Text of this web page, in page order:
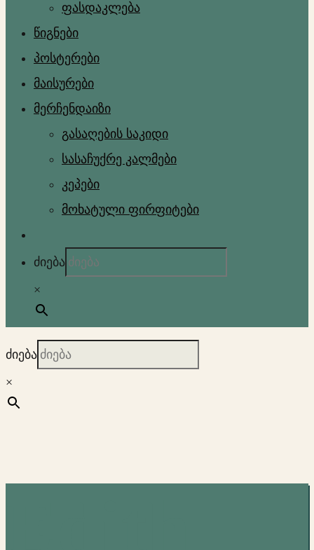
ფასდაკლება
წიგნები
პოსტერები
მაისურები
მერჩენდაიზი
გასაღების საკიდი
სასაჩუქრე კალმები
კეპები
მოხატული ფირფიტები
ძიება
×
ძიება
×